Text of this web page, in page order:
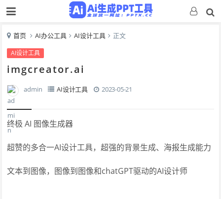
首页 AI办公工具 AI设计工具 正文
AI设计工具
imgcreator.ai
admin AI设计工具 2023-05-21
终极 AI 图像生成器
超赞的多合一AI设计工具，超强的背景生成、海报生成能力
文本到图像，图像到图像和chatGPT驱动的AI设计师